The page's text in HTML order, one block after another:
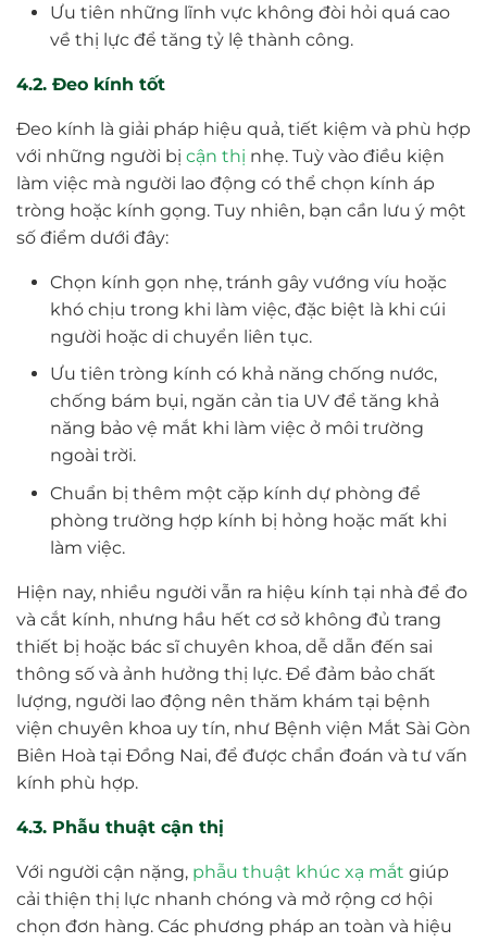
Ưu tiên những lĩnh vực không đòi hỏi quá cao
về thị lực để tăng tỷ lệ thành công.
4.2. Đeo kính tốt
Đeo kính là giải pháp hiệu quả, tiết kiệm và phù hợp
với những người bị cận thị nhẹ. Tuỳ vào điều kiện
làm việc mà người lao động có thể chọn kính áp
tròng hoặc kính gọng. Tuy nhiên, bạn cần lưu ý một
số điểm dưới đây:
Chọn kính gọn nhẹ, tránh gây vướng víu hoặc
khó chịu trong khi làm việc, đặc biệt là khi cúi
người hoặc di chuyển liên tục.
Ưu tiên tròng kính có khả năng chống nước,
chống bám bụi, ngăn cản tia UV để tăng khả
năng bảo vệ mắt khi làm việc ở môi trường
ngoài trời.
Chuẩn bị thêm một cặp kính dự phòng để
phòng trường hợp kính bị hỏng hoặc mất khi
làm việc.
Hiện nay, nhiều người vẫn ra hiệu kính tại nhà để đo
và cắt kính, nhưng hầu hết cơ sở không đủ trang
thiết bị hoặc bác sĩ chuyên khoa, dễ dẫn đến sai
thông số và ảnh hưởng thị lực. Để đảm bảo chất
lượng, người lao động nên thăm khám tại bệnh
viện chuyên khoa uy tín, như Bệnh viện Mắt Sài Gòn
Biên Hoà tại Đồng Nai, để được chẩn đoán và tư vấn
kính phù hợp.
4.3. Phẫu thuật cận thị
Với người cận nặng, phẫu thuật khúc xạ mắt giúp
cải thiện thị lực nhanh chóng và mở rộng cơ hội
chọn đơn hàng. Các phương pháp an toàn và hiệu